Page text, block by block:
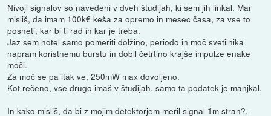
Nivoji signalov so navedeni v dveh študijah, ki sem jih linkal. Mar
misliš, da imam 100k€ keša za opremo in mesec časa, za vse to
posneti, kar bi ti rad in kar je treba.
Jaz sem hotel samo pomeriti dolžino, periodo in moč svetilnika
napram koristnemu burstu in dobil četrtino krajše impulze enake
moči.
Za moč se pa itak ve, 250mW max dovoljeno.
Kot rečeno, vse drugo imaš v študijah, samo ta podatek je manjkal.
In kako misliš, da bi z mojim detektorjem meril signal 1m stran?,